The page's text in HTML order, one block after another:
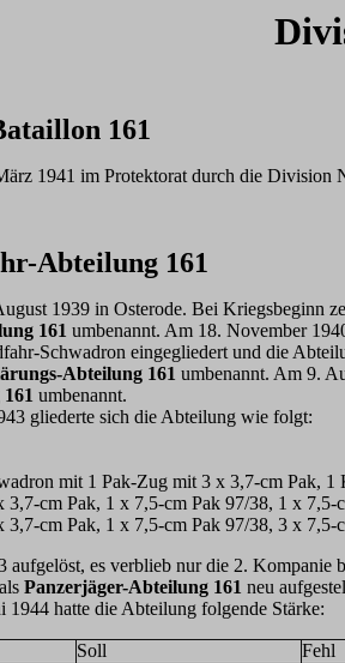
161
1941 im Protektorat durch die Division
Abteilung 161
1939 in Osterode. Bei Kriegsbeginn
161 umbenannt. Am 18. November
Schwadron eingegliedert und die
Abteilung 161 umbenannt. Am 9.
umbenannt.
gliederte sich die Abteilung wie folgt:
mit 1 Pak-Zug mit 3 x 3,7-cm Pak,
3,7-cm Pak, 1 x 7,5-cm Pak 97/38, 1 x 7,5-
cm Pak, 1 x 7,5-cm Pak 97/38, 3 x 7,5-
aufgelöst, es verblieb nur die 2. Kompanie
Panzerjäger-Abteilung 161 neu
1944 hatte die Abteilung folgende Stärke:
Soll
Fehl